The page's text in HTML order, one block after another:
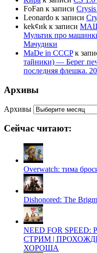
FoFan к записи
Leonardo к записи
kek¢иk к записи
Мультик про
Мачудики
MaDe in CCCPк
тайники) — Берег
последняя флешка.
Архивы
Архивы
Сейчас читают:
Overwatch: тима
Dishonored: The
NEED FOR
СТРИМ |
ХОРОША